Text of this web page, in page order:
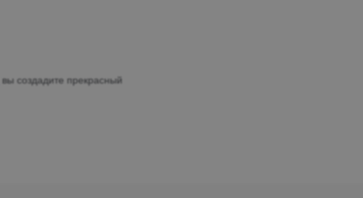
вы создадите прекрасный